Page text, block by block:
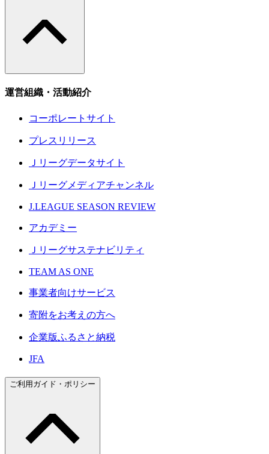
運営組織・活動紹介
コーポレートサイト
プレスリリース
Ｊリーグデータサイト
Ｊリーグメディアチャンネル
J.LEAGUE SEASON REVIEW
アカデミー
Ｊリーグサステナビリティ
TEAM AS ONE
事業者向けサービス
寄附をお考えの方へ
企業版ふるさと納税
JFA
ご利用ガイド・ポリシー